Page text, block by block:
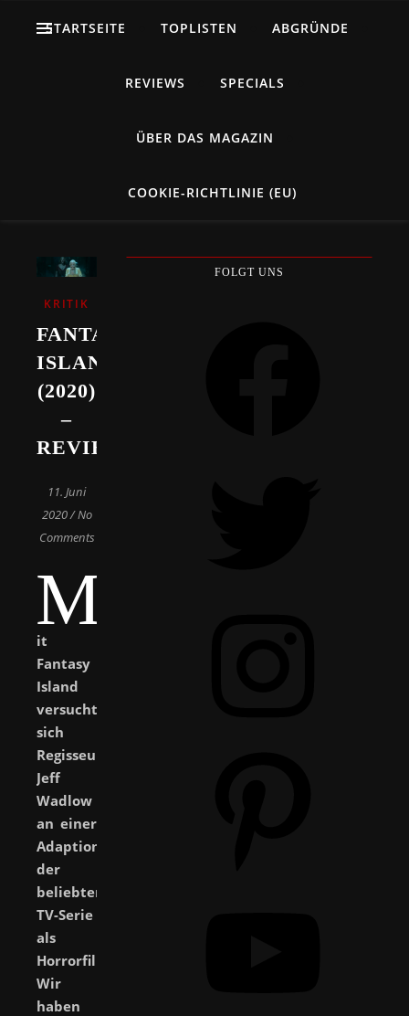
STARTSEITE TOPLISTEN ABGRÜNDE
REVIEWS SPECIALS
ÜBER DAS MAGAZIN
COOKIE-RICHTLINIE (EU)
KRITIK
FANTASY
ISLAND
(2020)
–
REVIEW
11. Juni
2020/No
Comments
M
it
Fantasy
Island
versucht
sich
Regisseur
Jeff
Wadlow
an einer
Adaption
der
beliebten
TV-Serie
als
Horrorfilm.
Wir
haben
FOLGT UNS